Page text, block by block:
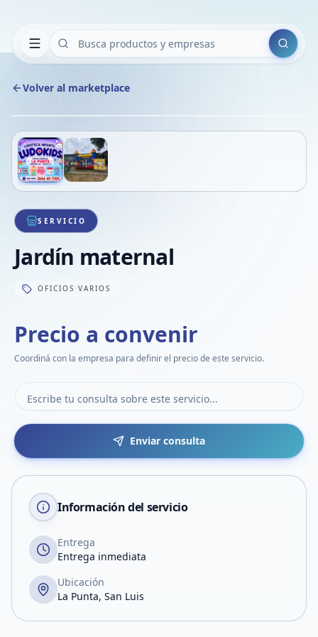
Buscar
Volver al marketplace
1/2
SERVICIO
Jardín maternal
OFICIOS VARIOS
Precio a convenir
Coordiná con la empresa para definir el precio de este servicio.
Enviar consulta
Información del servicio
Entrega
Entrega inmediata
Ubicación
La Punta, San Luis